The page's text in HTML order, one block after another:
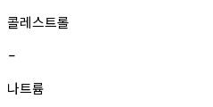
콜레스트롤
-
나트륨